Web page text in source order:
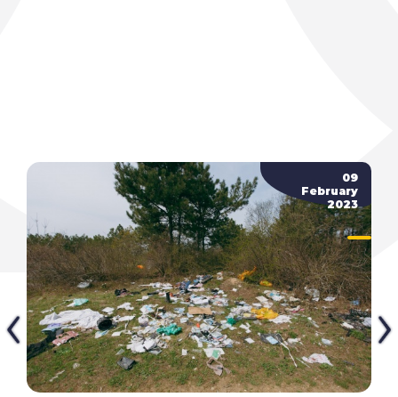
09
February
2023